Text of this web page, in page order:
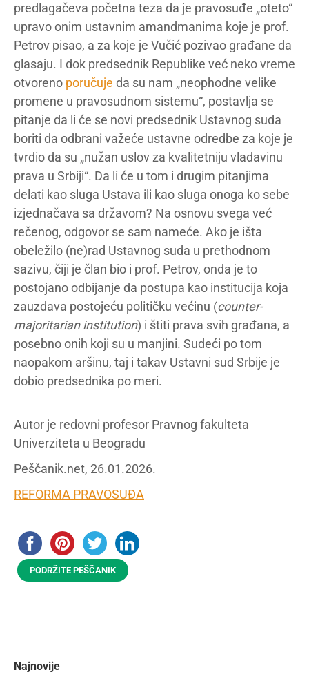
predlagačeva početna teza da je pravosuđe „oteto“
upravo onim ustavnim amandmanima koje je prof.
Petrov pisao, a za koje je Vučić pozivao građane da
glasaju. I dok predsednik Republike već neko vreme
otvoreno poručuje da su nam „neophodne velike
promene u pravosudnom sistemu“, postavlja se
pitanje da li će se novi predsednik Ustavnog suda
boriti da odbrani važeće ustavne odredbe za koje je
tvrdio da su „nužan uslov za kvalitetniju vladavinu
prava u Srbiji“. Da li će u tom i drugim pitanjima
delati kao sluga Ustava ili kao sluga onoga ko sebe
izjednačava sa državom? Na osnovu svega već
rečenog, odgovor se sam nameće. Ako je išta
obeležilo (ne)rad Ustavnog suda u prethodnom
sazivu, čiji je član bio i prof. Petrov, onda je to
postojano odbijanje da postupa kao institucija koja
zauzdava postojeću političku većinu (counter-
majoritarian institution) i štiti prava svih građana, a
posebno onih koji su u manjini. Sudeći po tom
naopakom aršinu, taj i takav Ustavni sud Srbije je
dobio predsednika po meri.
Autor je redovni profesor Pravnog fakulteta
Univerziteta u Beogradu
Peščanik.net, 26.01.2026.
REFORMA PRAVOSUĐA
PODRŽITE PEŠČANIK
Najnovije